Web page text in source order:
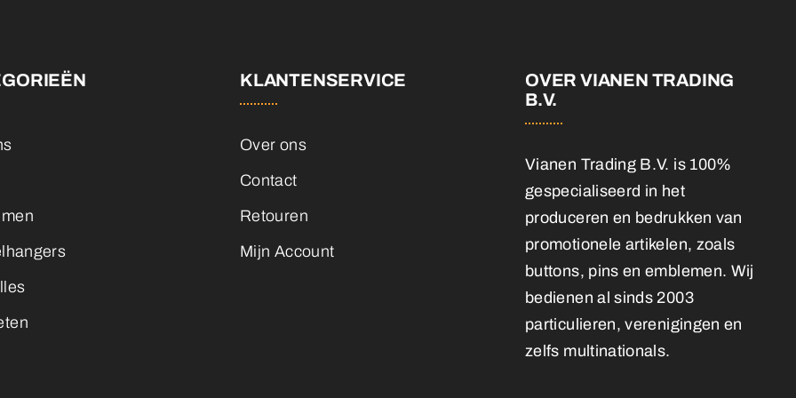
KLANTENSERVICE
Over ons
Contact
Retouren
Mijn Account
OVER VIANEN TRADING
B.V.
Vianen Trading B.V. is 100%
gespecialiseerd in het
produceren en bedrukken van
promotionele artikelen, zoals
buttons, pins en emblemen. Wij
bedienen al sinds 2003
particulieren, verenigingen en
zelfs multinationals.